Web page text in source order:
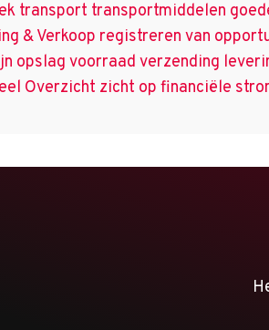
transport transportmiddelen
& Verkoop registreren van
opslag voorraad verzending
Overzicht zicht op financiële